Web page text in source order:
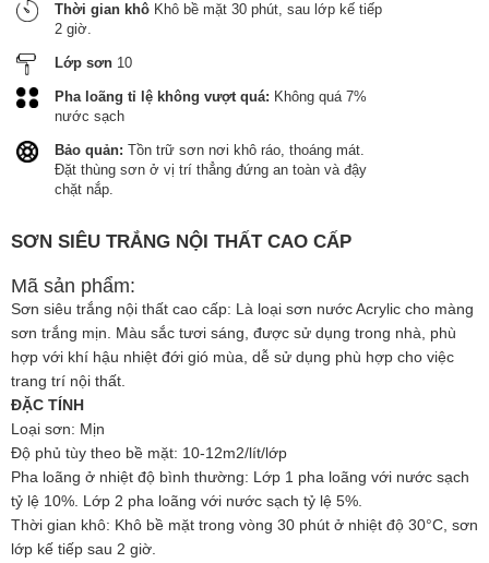
Thời gian khô Khô bề mặt 30 phút, sau lớp kế tiếp
2 giờ.
Lớp sơn 10
Pha loãng tỉ lệ không vượt quá: Không quá 7%
nước sạch
Bảo quản: Tồn trữ sơn nơi khô ráo, thoáng mát.
Đặt thùng sơn ở vị trí thẳng đứng an toàn và đậy
chặt nắp.
SƠN SIÊU TRẮNG NỘI THẤT CAO CẤP
Mã sản phẩm:
Sơn siêu trắng nội thất cao cấp: Là loại sơn nước Acrylic cho màng
sơn trắng mịn. Màu sắc tươi sáng, được sử dụng trong nhà, phù
hợp với khí hậu nhiệt đới gió mùa, dễ sử dụng phù hợp cho việc
trang trí nội thất.
ĐẶC TÍNH
Loại sơn: Mịn
Độ phủ tùy theo bề mặt: 10-12m2/lít/lớp
Pha loãng ở nhiệt độ bình thường: Lớp 1 pha loãng với nước sạch
tỷ lệ 10%. Lớp 2 pha loãng với nước sạch tỷ lệ 5%.
Thời gian khô: Khô bề mặt trong vòng 30 phút ở nhiệt độ 30°C, sơn
lớp kế tiếp sau 2 giờ.